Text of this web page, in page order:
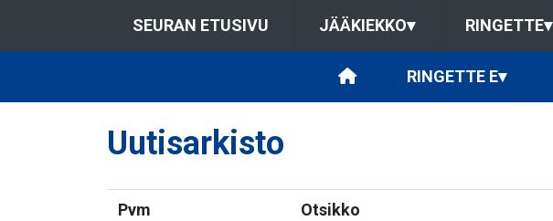
SEURAN ETUSIVU JÄÄKIEKKO▾ RINGETTE▾
RINGETTE E▾
Uutisarkisto
Pvm Otsikko